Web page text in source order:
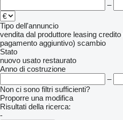
–
Tipo dell'annuncio
vendita dal produttore leasing credito
pagamento aggiuntivo) scambio
Stato
nuovo usato restaurato
Anno di costruzione
–
Non ci sono filtri sufficienti?
Proporre una modifica
Risultati della ricerca:
-